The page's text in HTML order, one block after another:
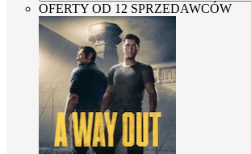
OFERTY OD 12 SPRZEDAWCÓW